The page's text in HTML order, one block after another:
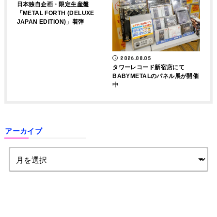
日本独自企画・限定生産盤
「METAL FORTH (DELUXE
JAPAN EDITION)」着弾
2026.08.05
タワーレコード新宿店にて
BABYMETALのパネル展が開催
中
アーカイブ